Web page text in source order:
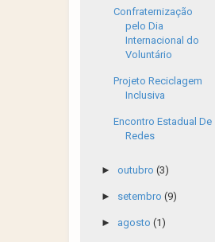
Confraternização
pelo Dia
Internacional do
Voluntário
Projeto Reciclagem
Inclusiva
Encontro Estadual De
Redes
► outubro (3)
► setembro (9)
► agosto (1)